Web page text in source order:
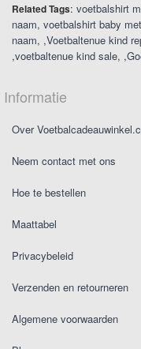
Related Tags: voetbalshirt
naam voetbalshirt baby
naam ,Voetbaltenue kind
,voetbaltenue kind sale ,
Informatie
Over
Neem contact met ons
Hoe te bestellen
Maattabel
Privacybeleid
Verzenden en retourneren
Algemene voorwaarden